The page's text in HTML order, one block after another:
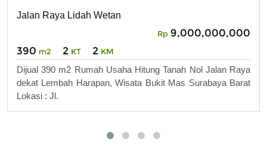
Jalan Raya Lidah Wetan
Rp 9,000,000,000
390 m2 2 KT 2 KM
Dijual 390 m2 Rumah Usaha Hitung Tanah Nol Jalan Raya
dekat Lembah Harapan, Wisata Bukit Mas Surabaya Barat
Lokasi : Jl.